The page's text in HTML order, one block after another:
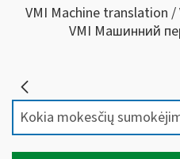
VMI Machine translation
VMI Машинний